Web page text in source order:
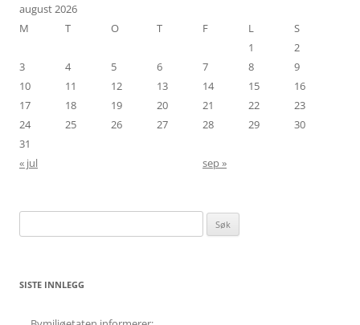
august 2026
M
T O T F L
S
1
2
3
4 5 6 7 8
9
10
11 12 13 14 15
16
17
18 19 20 21 22
23
24
25 26 27 28 29
30
31
« jul
sep »
etter:
SISTE INNLEGG